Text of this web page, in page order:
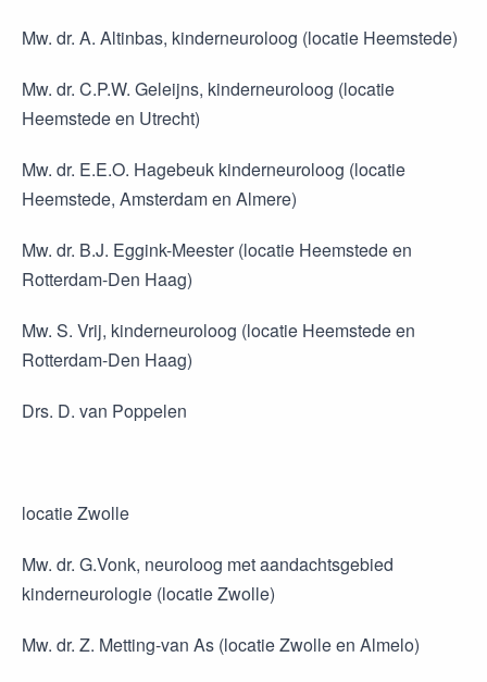
Mw. dr. A. Altinbas, kinderneuroloog (locatie Heemstede)
Mw. dr. C.P.W. Geleijns, kinderneuroloog (locatie
Heemstede en Utrecht)
Mw. dr. E.E.O. Hagebeuk kinderneuroloog (locatie
Heemstede, Amsterdam en Almere)
Mw. dr. B.J. Eggink-Meester (locatie Heemstede en
Rotterdam-Den Haag)
Mw. S. Vrij, kinderneuroloog (locatie Heemstede en
Rotterdam-Den Haag)
Drs. D. van Poppelen
locatie Zwolle
Mw. dr. G.Vonk, neuroloog met aandachtsgebied
kinderneurologie (locatie Zwolle)
Mw. dr. Z. Metting-van As (locatie Zwolle en Almelo)